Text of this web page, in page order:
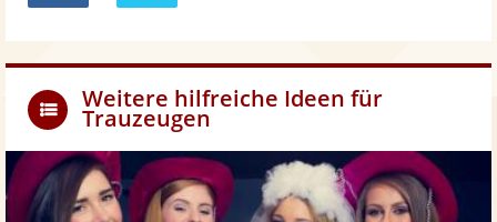
teilen
Weitere hilfreiche Ideen für
Trauzeugen